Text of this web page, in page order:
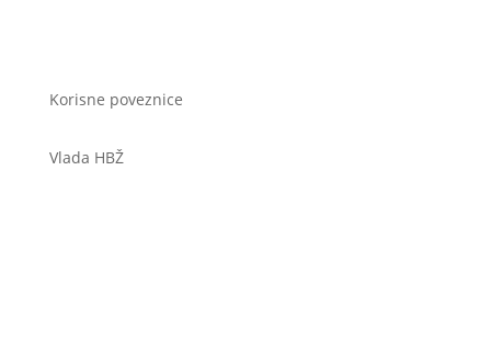
Korisne poveznice
Vlada HBŽ